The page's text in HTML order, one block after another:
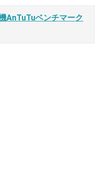
AnTuTuベンチマーク